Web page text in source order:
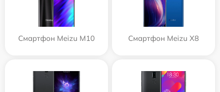
Смартфон Meizu M10 Смартфон Meizu X8